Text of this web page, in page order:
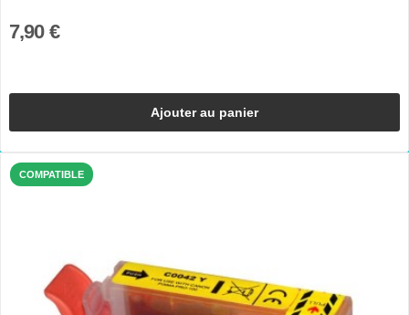
7,90 €
Ajouter au panier
COMPATIBLE